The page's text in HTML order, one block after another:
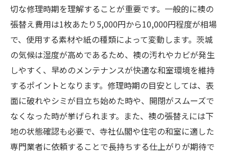
切な修理時期を理解することが重要です。一般的に襖の
張替え費用は1枚あたり5,000円から10,000円程度が相場
で、使用する素材や紙の種類によって変動します。茨城
の気候は湿度が高めであるため、襖の汚れやカビが発生
しやすく、早めのメンテナンスが快適な和室環境を維持
するポイントとなります。修理時期の目安としては、表
面に破れやシミが目立ち始めた時や、開閉がスムーズで
なくなった時が挙げられます。また、襖の張替えには下
地の状態確認も必要で、寺社仏閣や住宅の和室に適した
専門業者に依頼することで長持ちする仕上がりが期待で